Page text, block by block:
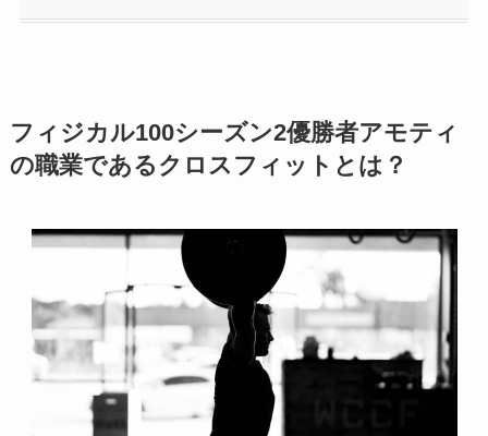
フィジカル100シーズン2優勝者アモティ
の職業であるクロスフィットとは？